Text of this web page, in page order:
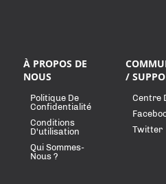
À PROPOS DE
NOUS
Politique De
Confidentialité
Conditions
D'utilisation
Qui Sommes-
Nous ?
/
Centre
Twitter